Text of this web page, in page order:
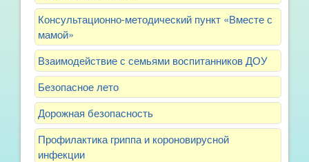
Консультационно-методический пункт «Вместе с
мамой»
Взаимодействие с семьями воспитанников ДОУ
Безопасное лето
Дорожная безопасность
Профилактика гриппа и короновирусной
инфекции